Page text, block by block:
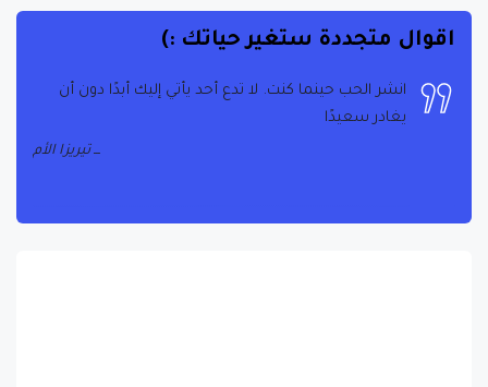
اقوال متجددة ستغير حياتك :)
انشر الحب حينما كنت. لا تدع أحد يأتي إليك أبدًا دون أن
يغادر سعيدًا
تيريزا الأم